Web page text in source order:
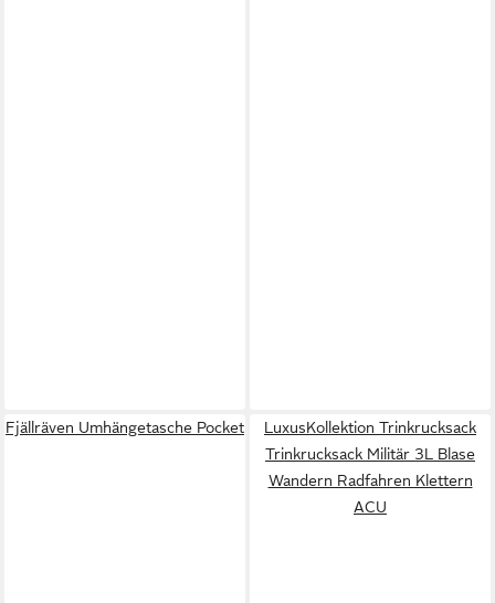
Fjällräven Umhängetasche Pocket
LuxusKollektion Trinkrucksack
Trinkrucksack Militär 3L Blase
Wandern Radfahren Klettern
ACU